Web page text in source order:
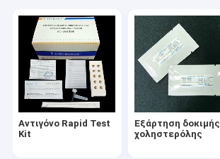
Kidney Function Test Kit
POC Testing Device
Rapid Test Reagent
Εργαστηριακά αναλώσιμα
Αντιγόνο Rapid Test
Kit
Εξάρτηση δοκιμής
χοληστερόλης